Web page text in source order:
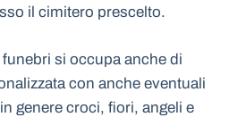
il cimitero prescelto.
si occupa anche di
con anche eventuali
genere croci, fiori, angeli e